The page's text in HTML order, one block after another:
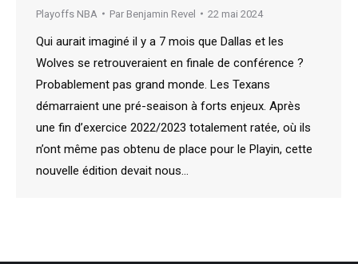
Playoffs NBA Par Benjamin Revel 22 mai 2024
Qui aurait imaginé il y a 7 mois que Dallas et les
Wolves se retrouveraient en finale de conférence ?
Probablement pas grand monde. Les Texans
démarraient une pré-seaison à forts enjeux. Après
une fin d’exercice 2022/2023 totalement ratée, où ils
n’ont même pas obtenu de place pour le Playin, cette
nouvelle édition devait nous…